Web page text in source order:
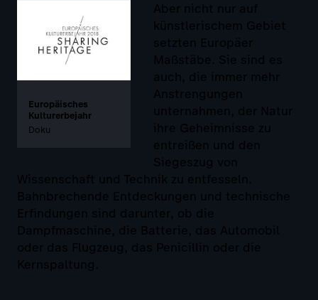
Europäisches
Kulturerbejahr
Doku
Aber nicht nur auf
künstlerischem Gebiet
setzten Europäer
Maßstäbe. Sie sind es
auch, die immer mehr
Anstrengungen
unternahmen, der Natur
ihre Geheimnisse zu
entreißen und den
Siegeszug von
Wissenschaft und Technik zu entfesseln.
Bahnbrechende Entdeckungen und technische
Erfindungen sind darunter, ob die
Dampfmaschine, die Batterie, das Automobil
oder das Flugzeug, das Penicillin oder die
Kernspaltung.